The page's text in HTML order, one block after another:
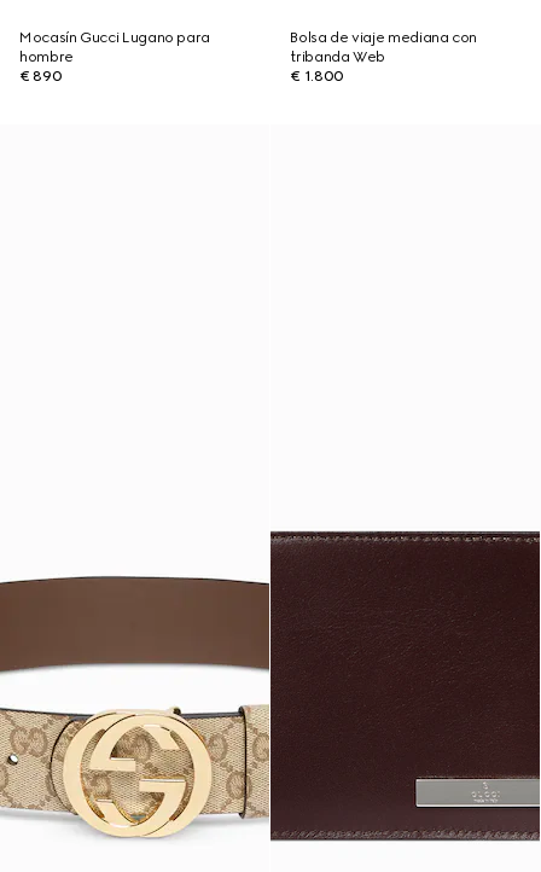
Mocasín Gucci Lugano para
hombre
€ 890
Bolsa de viaje mediana con
tribanda Web
€ 1.800